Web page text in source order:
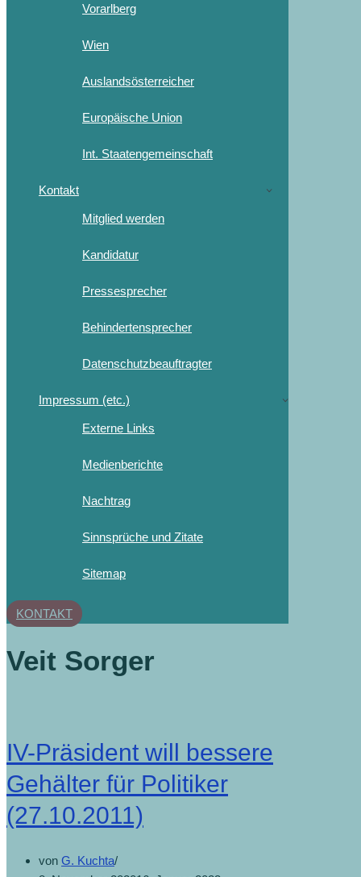
Vorarlberg
Wien
Auslandsösterreicher
Europäische Union
Int. Staatengemeinschaft
Kontakt
Mitglied werden
Kandidatur
Pressesprecher
Behindertensprecher
Datenschutzbeauftragter
Impressum (etc.)
Externe Links
Medienberichte
Nachtrag
Sinnsprüche und Zitate
Sitemap
KONTAKT
Veit Sorger
IV-Präsident will bessere
Gehälter für Politiker
(27.10.2011)
von G. Kuchta